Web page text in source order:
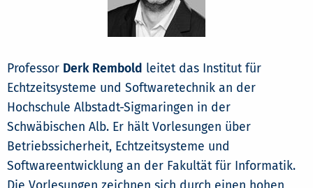
Professor Derk Rembold leitet das Institut für
Echtzeitsysteme und Softwaretechnik an der
Hochschule Albstadt-Sigmaringen in der
Schwäbischen Alb. Er hält Vorlesungen über
Betriebssicherheit, Echtzeitsysteme und
Softwareentwicklung an der Fakultät für Informatik.